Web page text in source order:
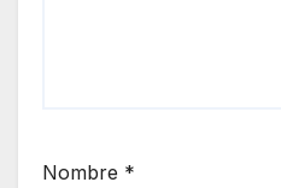
Nombre *